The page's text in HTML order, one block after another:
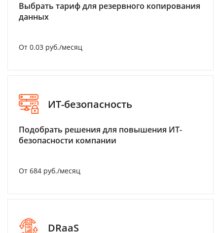
Выбрать тариф для резервного копирования
данных
От 0.03 руб./месяц
ИТ-безопасность
Подобрать решения для повышения ИТ-
безопасности компании
От 684 руб./месяц
DRaaS